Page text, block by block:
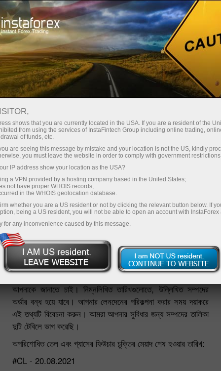
ইন্সটাফরেক্স সম্পর্কে
2021 সালের আগস্টে ফিউচার চুক্তির মেয়াদ
শেষ হওয়ার বিজ্ঞপ্তি
25.08.2021 02:10 PM
প্রিয় ট্রেডারগণ!
আগস্ট 2021এর ফিউচার চুক্তির মেয়াদ শেষ হওয়ার তারিখ সম্পর্কে আমরা
আপনাকে জানাতে চাই। নিম্নলিখিত তারিখগুলোতে, উল্লিখিত সম্পদের
অর্ডার বন্ধ হয়ে যাবে। আপনার লেনদেনের পরিকল্পনা করার সময় দয়াকরে
এই তথ্যটি বিবেচনা করুন। আমরা আপনার সুবিধার জন্য সম্পদের তালিকা
দুটি টেবিলে ভাগ করেছি।
অপরিশোধিত তেল এবং গ্যাসের ফিউচার চুক্তির মেয়াদ শেষ হওয়ার তারিখ:
#CL - 20.08.2021
shows that you are currently located in the USA. If you are a resident of the
from using the services of InstaFintech Group including online trading,
of funds, etc.
are seeing this message by mistake and your location is not the US, kindly
you must leave the website in order to comply with government
IP address show your location as the USA?
a VPN provided by a hosting company based in the United States;
not have proper WHOIS records;
in the WHOIS geolocation database.
whether you are a US resident or not by clicking the relevant button below. If
being a US resident, you will not be able to open an account with InstaForex
for any inconvenience caused by this message.